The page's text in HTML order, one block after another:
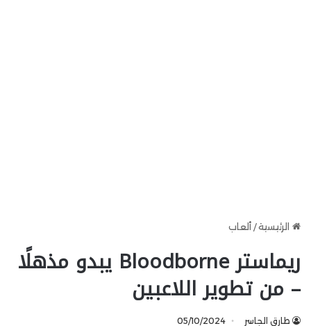
الرئيسية/ ألعاب
ريماستر Bloodborne يبدو مذهلًا
– من تطوير اللاعبين
طارق الجاسر 05/10/2024